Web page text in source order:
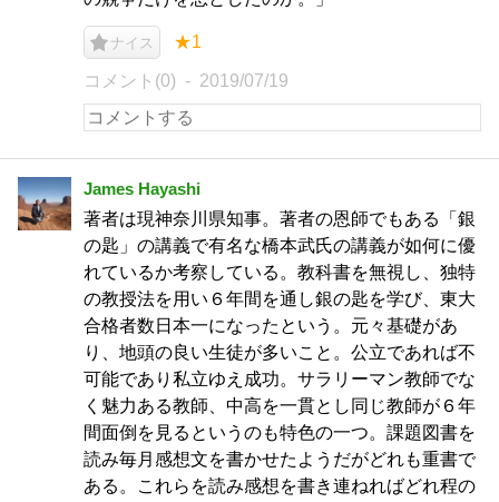
ナイス ★1
コメント(0) 2019/07/19
James Hayashi
著者は現神奈川県知事。著者の恩師でもある「銀
の匙」の講義で有名な橋本武氏の講義が如何に優
れているか考察している。教科書を無視し、独特
の教授法を用い６年間を通し銀の匙を学び、東大
合格者数日本一になったという。元々基礎があ
り、地頭の良い生徒が多いこと。公立であれば不
可能であり私立ゆえ成功。サラリーマン教師でな
く魅力ある教師、中高を一貫とし同じ教師が６年
間面倒を見るというのも特色の一つ。課題図書を
読み毎月感想文を書かせたようだがどれも重書で
ある。これらを読み感想を書き連ねればどれ程の